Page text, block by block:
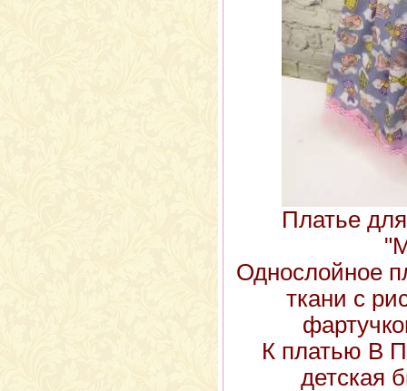
Платье
Однослойное
ткани с
К платью В
детская